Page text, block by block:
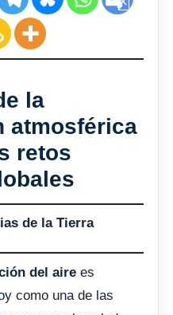
la
atmosférica
retos
de la Tierra
del aire es
como una de las